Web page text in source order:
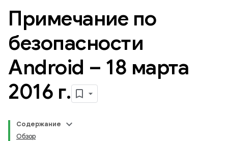
Примечание по
безопасности
Android – 18 марта
2016 г.
Содержание
Обзор